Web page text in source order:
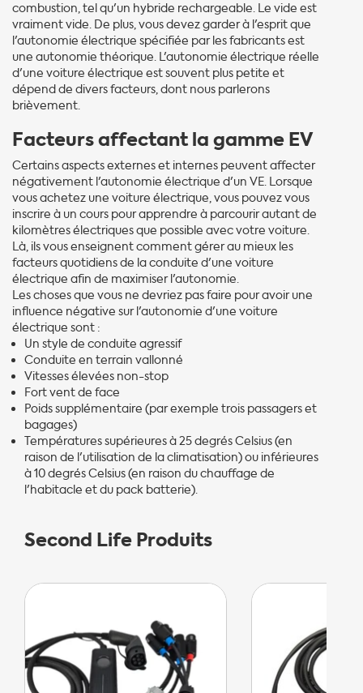
combustion, tel qu'un hybride rechargeable. Le vide est
vraiment vide. De plus, vous devez garder à l'esprit que
l'autonomie électrique spécifiée par les fabricants est
une autonomie théorique. L'autonomie électrique réelle
d'une voiture électrique est souvent plus petite et
dépend de divers facteurs, dont nous parlerons
brièvement.
Facteurs affectant la gamme EV
Certains aspects externes et internes peuvent affecter
négativement l'autonomie électrique d'un VE. Lorsque
vous achetez une voiture électrique, vous pouvez vous
inscrire à un cours pour apprendre à parcourir autant de
kilomètres électriques que possible avec votre voiture.
Là, ils vous enseignent comment gérer au mieux les
facteurs quotidiens de la conduite d'une voiture
électrique afin de maximiser l'autonomie.
Les choses que vous ne devriez pas faire pour avoir une
influence négative sur l'autonomie d'une voiture
électrique sont :
Un style de conduite agressif
Conduite en terrain vallonné
Vitesses élevées non-stop
Fort vent de face
Poids supplémentaire (par exemple trois passagers et
bagages)
Températures supérieures à 25 degrés Celsius (en
raison de l'utilisation de la climatisation) ou inférieures
à 10 degrés Celsius (en raison du chauffage de
l'habitacle et du pack batterie).
Second Life Produits